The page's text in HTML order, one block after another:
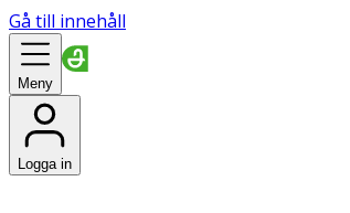
Gå till innehåll
Meny
Logga in